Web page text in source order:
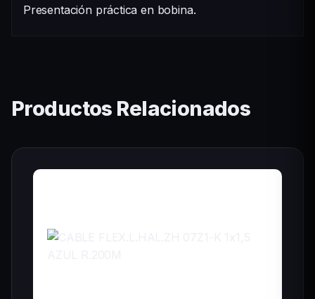
Presentación práctica en bobina.
Productos Relacionados